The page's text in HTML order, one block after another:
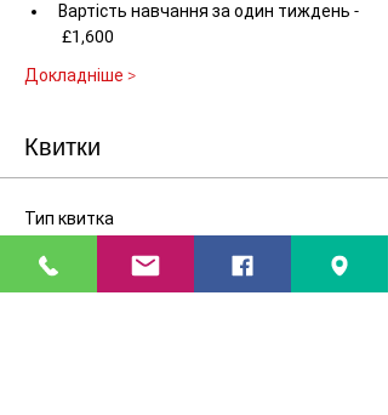
Вартість навчання за один тиждень -
£1,600
Докладніше >
Квитки
Тип квитка
Intensive English (13-16 р.)
Більше інформації